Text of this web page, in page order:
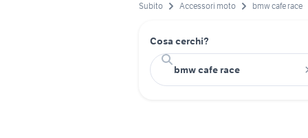
Subito Accessori moto bmw cafe race
Cosa cerchi?